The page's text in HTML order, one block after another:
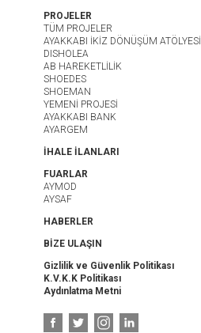
PROJELER
TÜM PROJELER
AYAKKABI İKİZ DÖNÜŞÜM ATÖLYESİ
DISHOLEA
AB HAREKETLİLİK
SHOEDES
SHOEMAN
YEMENİ PROJESİ
AYAKKABI BANK
AYARGEM
İHALE İLANLARI
FUARLAR
AYMOD
AYSAF
HABERLER
BİZE ULAŞIN
Gizlilik ve Güvenlik Politikası
K.V.K.K Politikası
Aydınlatma Metni